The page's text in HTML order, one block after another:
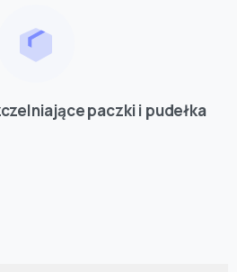
paczki i pudełka